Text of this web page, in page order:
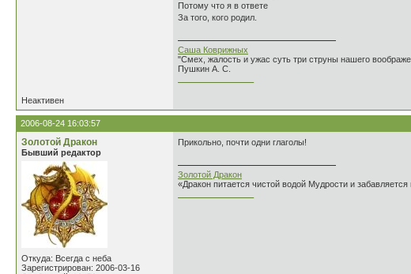
Потому что я в ответе
За того, кого родил.
Саша Коврижных
"Смех, жалость и ужас суть три струны нашего
Пушкин А. С.
Неактивен
2006-08-24 16:03:57
Золотой Дракон
Бывший редактор
Откуда: Всегда с неба
Зарегистрирован: 2006-03-16
Прикольно, почти одни глаголы!
Золотой Дракон
«Дракон питается чистой водой Мудрости и